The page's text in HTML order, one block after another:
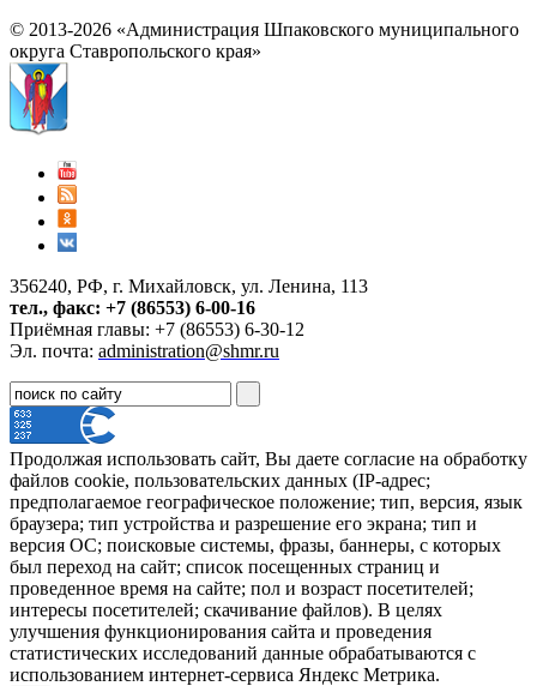
© 2013-2026 «Администрация Шпаковского муниципального
округа Ставропольского края»
356240, РФ, г. Михайловск, ул. Ленина, 113
тел., факс: +7 (86553) 6-00-16
Приёмная главы: +7 (86553) 6-30-12
Эл. почта: administration@shmr.ru
Продолжая использовать сайт, Вы даете согласие на обработку
файлов cookie, пользовательских данных (IP-адрес;
предполагаемое географическое положение; тип, версия, язык
браузера; тип устройства и разрешение его экрана; тип и
версия ОС; поисковые системы, фразы, баннеры, с которых
был переход на сайт; список посещенных страниц и
проведенное время на сайте; пол и возраст посетителей;
интересы посетителей; скачивание файлов). В целях
улучшения функционирования сайта и проведения
статистических исследований данные обрабатываются с
использованием интернет-сервиса Яндекс Метрика.